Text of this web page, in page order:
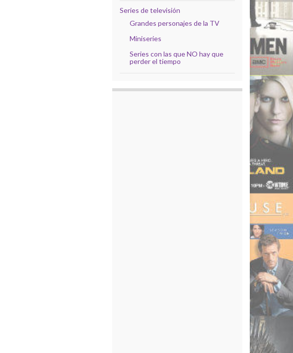
Series de televisión
Grandes personajes de la TV
Miniseries
Series con las que NO hay que
perder el tiempo